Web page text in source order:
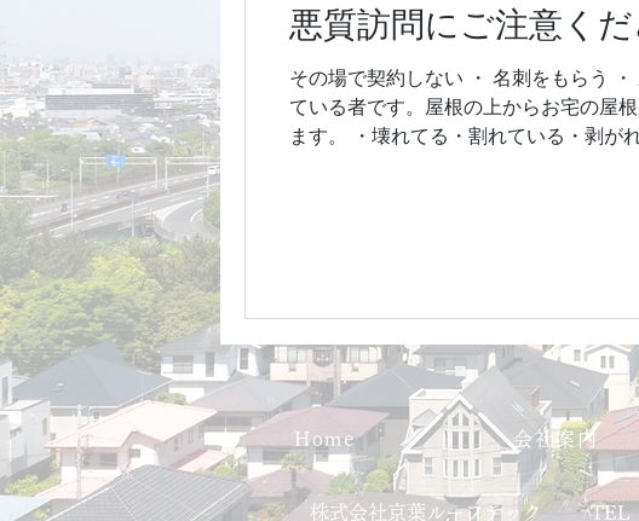
悪質訪問にご注意く
その場で契約しない ・ 名刺をもらう
ている者です。屋根の上からお宅の屋
ます。 ・壊れてる・割れている・剥が
Home 会社案内
株式会社京葉ルーフテック TEL